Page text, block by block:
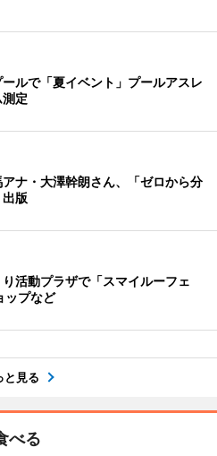
ルで「夏イベント」プールアスレ
定
ナ・大澤幹朗さん、「ゼロから分
版
活動プラザで「スマイルーフェ
ップなど
と見る
べる